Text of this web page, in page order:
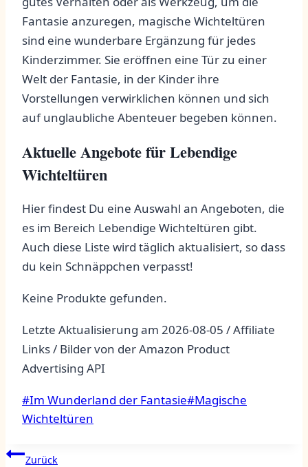
Fantasie anzuregen, magische Wichteltüren
sind eine wunderbare Ergänzung für jedes
Kinderzimmer. Sie eröffnen eine Tür zu einer
Welt​ der Fantasie, in der Kinder ihre
Vorstellungen⁤ verwirklichen können und sich
auf unglaubliche​ Abenteuer⁣ begeben können.
Aktuelle⁣ Angebote für Lebendige
Wichteltüren
Hier findest Du eine Auswahl an Angeboten, die
es im Bereich Lebendige Wichteltüren gibt.
Auch‍ diese Liste wird täglich aktualisiert, so dass
du kein Schnäppchen verpasst!
Keine Produkte gefunden.
Letzte Aktualisierung am 2026-08-05 / Affiliate
Links / Bilder von der Amazon Product
Advertising API
Schlagworte:
#Im Wunderland der Fantasie#Magische
Wichteltüren
Beitragsnavigation
Zurück